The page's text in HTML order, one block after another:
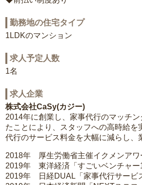
勤務地の住宅タイプ
1LDKのマンション
求人予定人数
1名
求人企業
株式会社CaSy(カジー)
2014年に創業し、家事代行のマッチ
たことにより、スタッフへの高時給を
代行のサービス料金を大幅に減らし、
2018年 厚生労働省主催イクメンアワ
2019年 東洋経済「すごいベンチャー
2019年 日経DUAL「家事代行サービ